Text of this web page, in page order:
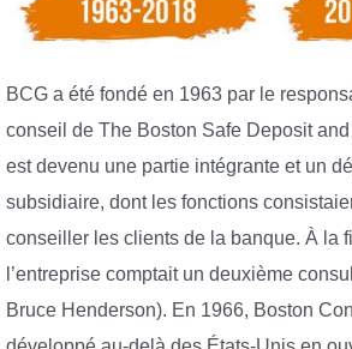
BCG a été fondé en 1963 par le
conseil de The Boston Safe Deposit
est devenu une partie intégrante et un
subsidiaire, dont les fonctions
conseiller les clients de la banque. À la
l’entreprise comptait un deuxième
Bruce Henderson). En 1966, Boston